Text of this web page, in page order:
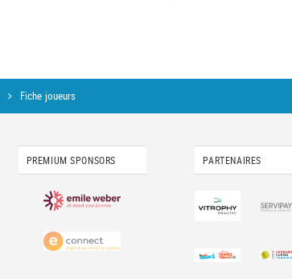
Fiche joueurs
PREMIUM SPONSORS PARTENAIRES